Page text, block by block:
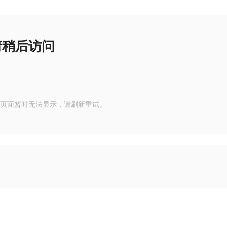
后访问
面暂时无法显示，请刷新重试。